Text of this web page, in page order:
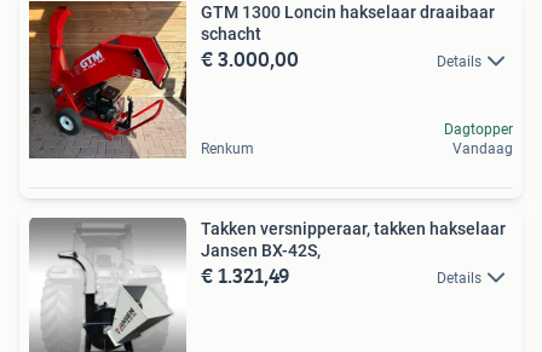
GTM 1300 Loncin hakselaar draaibaar
schacht
€ 3.000,00 Details
Renkum
Dagtopper
Vandaag
Takken versnipperaar, takken hakselaar
Jansen BX-42S,
€ 1.321,49 Details